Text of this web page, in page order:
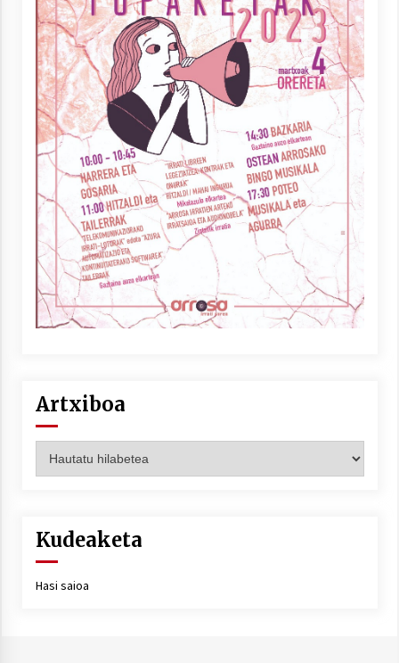
Artxiboa
Kudeaketa
Hasi saioa